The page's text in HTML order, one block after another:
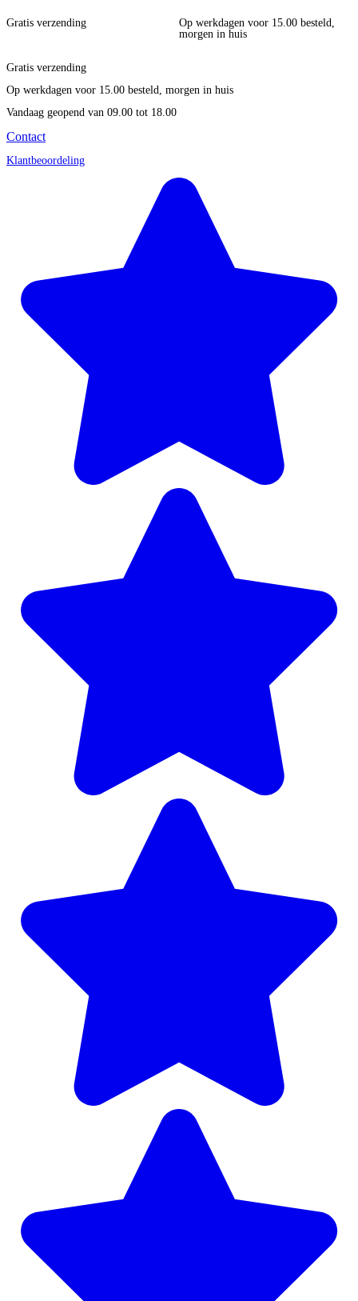
Gratis verzending
Op werkdagen voor 15.00 besteld,
morgen in huis
Gratis verzending
Op werkdagen voor 15.00 besteld, morgen in huis
Vandaag geopend van 09.00 tot 18.00
Contact
Klantbeoordeling